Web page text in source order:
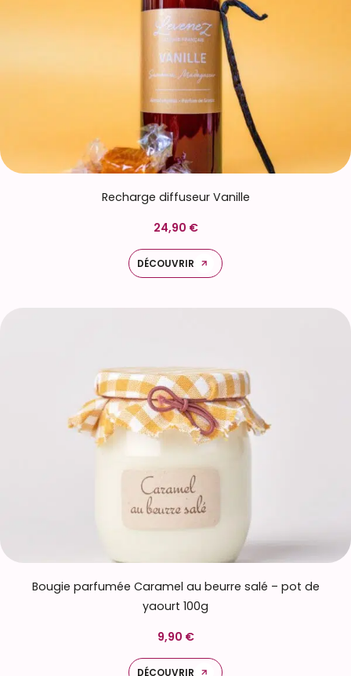
Recharge diffuseur Vanille
24,90 €
DÉCOUVRIR
Bougie parfumée Caramel au beurre salé – pot de
yaourt 100g
9,90 €
DÉCOUVRIR